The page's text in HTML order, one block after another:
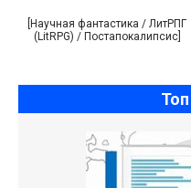
[Научная фантастика / ЛитРПГ
(LitRPG) / Постапокалипсис]